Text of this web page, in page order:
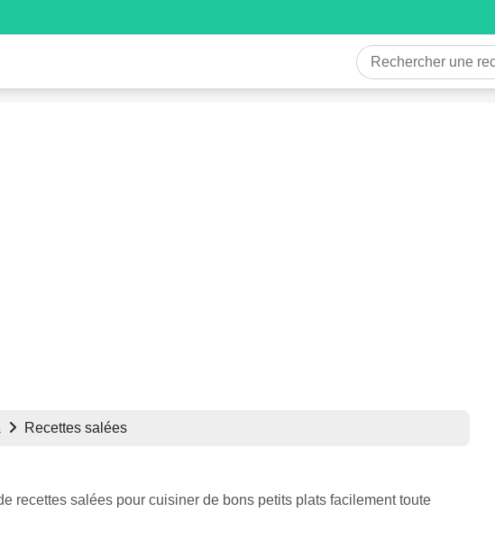
Recettes salées
recettes salées pour cuisiner de bons petits plats facilement toute